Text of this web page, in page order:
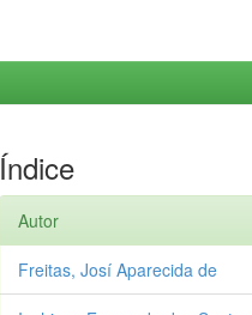
Índice
Autor
Freitas, Josí Aparecida de